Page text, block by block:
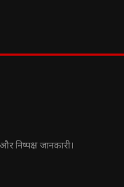
निष्पक्ष जानकारी।